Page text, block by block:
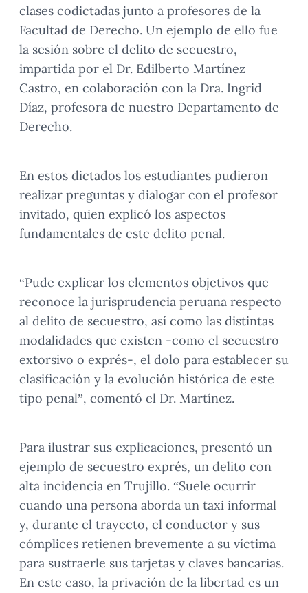
clases codictadas junto a profesores de la
Facultad de Derecho. Un ejemplo de ello fue
la sesión sobre el delito de secuestro,
impartida por el Dr. Edilberto Martínez
Castro, en colaboración con la Dra. Ingrid
Díaz, profesora de nuestro Departamento de
Derecho.
En estos dictados los estudiantes pudieron
realizar preguntas y dialogar con el profesor
invitado, quien explicó los aspectos
fundamentales de este delito penal.
“Pude explicar los elementos objetivos que
reconoce la jurisprudencia peruana respecto
al delito de secuestro, así como las distintas
modalidades que existen -como el secuestro
extorsivo o exprés-, el dolo para establecer su
clasificación y la evolución histórica de este
tipo penal”, comentó el Dr. Martínez.
Para ilustrar sus explicaciones, presentó un
ejemplo de secuestro exprés, un delito con
alta incidencia en Trujillo. “Suele ocurrir
cuando una persona aborda un taxi informal
y, durante el trayecto, el conductor y sus
cómplices retienen brevemente a su víctima
para sustraerle sus tarjetas y claves bancarias.
En este caso, la privación de la libertad es un